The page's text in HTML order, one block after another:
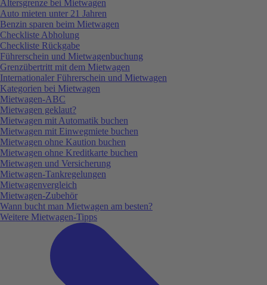
Altersgrenze bei Mietwagen
Auto mieten unter 21 Jahren
Benzin sparen beim Mietwagen
Checkliste Abholung
Checkliste Rückgabe
Führerschein und Mietwagenbuchung
Grenzübertritt mit dem Mietwagen
Internationaler Führerschein und Mietwagen
Kategorien bei Mietwagen
Mietwagen-ABC
Mietwagen geklaut?
Mietwagen mit Automatik buchen
Mietwagen mit Einwegmiete buchen
Mietwagen ohne Kaution buchen
Mietwagen ohne Kreditkarte buchen
Mietwagen und Versicherung
Mietwagen-Tankregelungen
Mietwagenvergleich
Mietwagen-Zubehör
Wann bucht man Mietwagen am besten?
Weitere Mietwagen-Tipps